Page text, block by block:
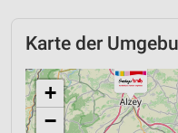
Karte der
+
−